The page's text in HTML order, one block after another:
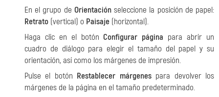
En el grupo de Orientaciónseleccione la posición de papel:
Retrato (vertical) o Paisaje (horizontal).
Haga clic en el botónConfigurar página para abrir un
cuadro de diálogo para elegir el tamaño del papel y su
orientación, así como los márgenes de impresión.
Pulse el botón Restablecer márgenespara devolver los
márgenes de la página en el tamaño predeterminado.